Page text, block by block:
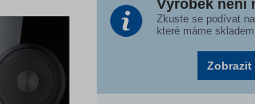
Výrobek není
Zkuste se podívat
které máme